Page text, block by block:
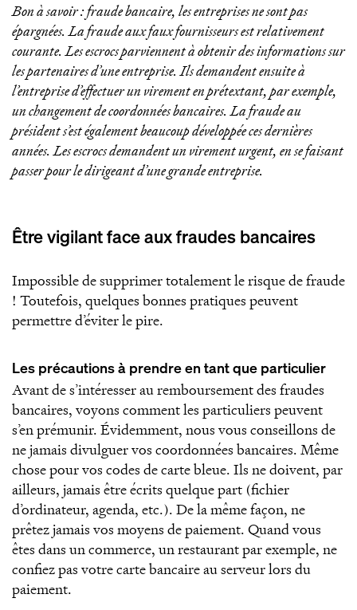
Bon à savoir : fraude bancaire, les entreprises ne sont pas
épargnées. La fraude aux faux fournisseurs est relativement
courante. Les escrocs parviennent à obtenir des informations sur
les partenaires d’une entreprise. Ils demandent ensuite à
l’entreprise d’effectuer un virement en prétextant, par exemple,
un changement de coordonnées bancaires. La fraude au
président s’est également beaucoup développée ces dernières
années. Les escrocs demandent un virement urgent, en se faisant
passer pour le dirigeant d’une grande entreprise.
Être vigilant face aux fraudes bancaires
Impossible de supprimer totalement le risque de fraude
! Toutefois, quelques bonnes pratiques peuvent
permettre d’éviter le pire.
Les précautions à prendre en tant que particulier
Avant de s’intéresser au remboursement des fraudes
bancaires, voyons comment les particuliers peuvent
s’en prémunir. Évidemment, nous vous conseillons de
ne jamais divulguer vos coordonnées bancaires. Même
chose pour vos codes de carte bleue. Ils ne doivent, par
ailleurs, jamais être écrits quelque part (fichier
d’ordinateur, agenda, etc.). De la même façon, ne
prêtez jamais vos moyens de paiement. Quand vous
êtes dans un commerce, un restaurant par exemple, ne
confiez pas votre carte bancaire au serveur lors du
paiement.